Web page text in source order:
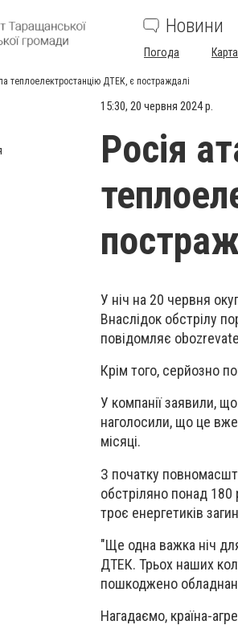
Новини
Погода
теплоелектростанцію ДТЕК, є постраждалі
15:30, 20 червня 2024 р.
Росія
У ніч на 20 червня
Внаслідок обстрілу
повідомляє
Крім того, серйозно
У компанії заявили,
наголосили, що це вже
місяці.
З початку
обстріляно понад 180
троє енергетиків
"Ще одна важка ніч
ДТЕК. Трьох наших
пошкоджено
Нагадаємо, країна-